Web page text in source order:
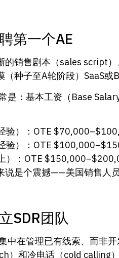
第一个AE
的销售剧本（sales script
种子至A轮阶段）SaaS
是：基本工资（Base
验）：OTE
验）：OTE
）：OTE
说是个震撼——美国销售人
SDR团队
中在管理已有线索、而非
）和冷电话（cold calling